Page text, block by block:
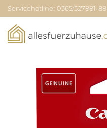
Servicehotline: 0365/527881-88